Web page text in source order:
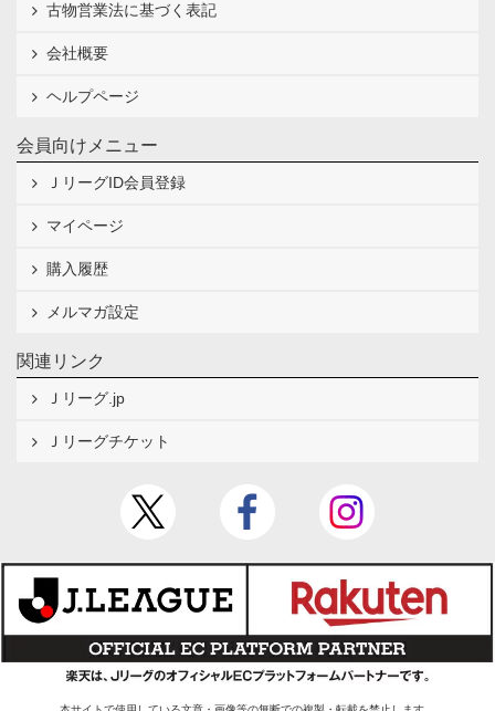
古物営業法に基づく表記
会社概要
ヘルプページ
会員向けメニュー
ＪリーグID会員登録
マイページ
購入履歴
メルマガ設定
関連リンク
Ｊリーグ.jp
Ｊリーグチケット